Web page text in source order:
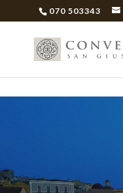
070 503343